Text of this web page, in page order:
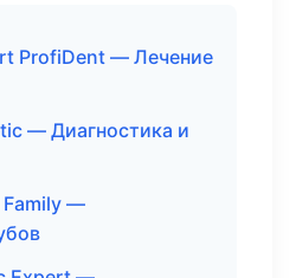
ProfiDent — Лечение
— Диагностика и
Family —